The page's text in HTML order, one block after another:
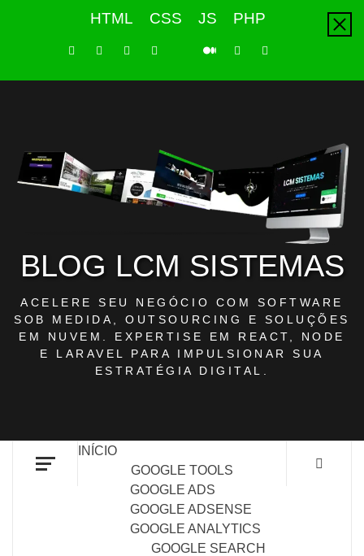
HTML CSS JS PHP
LinkedInInstagramFacebookYoutube PinterestTiktok
BLOG LCM SISTEMAS
ACELERE SEU NEGÓCIO COM SOFTWARE
SOB MEDIDA, OUTSOURCING E SOLUÇÕES
EM NUVEM. EXPERTISE EM REACT, NODE
E LARAVEL PARA IMPULSIONAR SUA
ESTRATÉGIA DIGITAL.
INÍCIO
GOOGLE TOOLS
GOOGLE ADS
GOOGLE ADSENSE
GOOGLE ANALYTICS
GOOGLE SEARCH